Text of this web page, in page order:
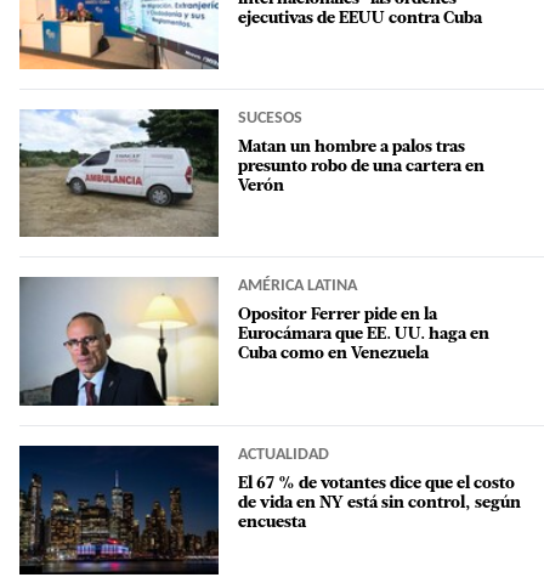
ejecutivas de EEUU contra Cuba
SUCESOS
Matan un hombre a palos tras
presunto robo de una cartera en
Verón
AMÉRICA LATINA
Opositor Ferrer pide en la
Eurocámara que EE. UU. haga en
Cuba como en Venezuela
ACTUALIDAD
El 67 % de votantes dice que el costo
de vida en NY está sin control, según
encuesta